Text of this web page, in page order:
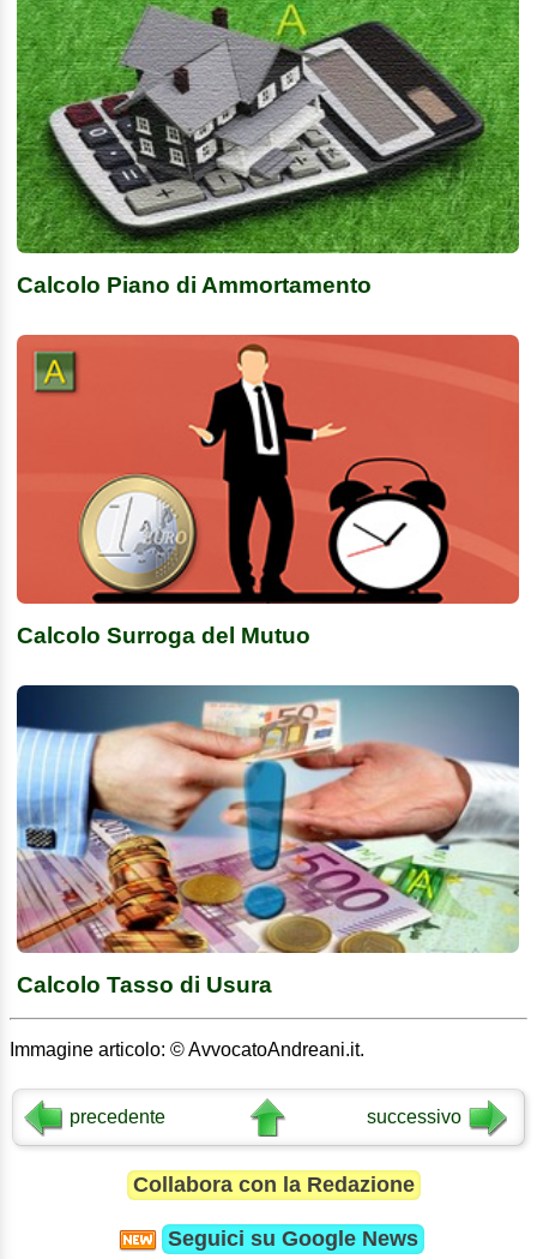
Calcolo Piano di Ammortamento
Calcolo Surroga del Mutuo
Calcolo Tasso di Usura
Immagine articolo: © AvvocatoAndreani.it.
precedente successivo
Collabora con la Redazione
Seguici su Google News